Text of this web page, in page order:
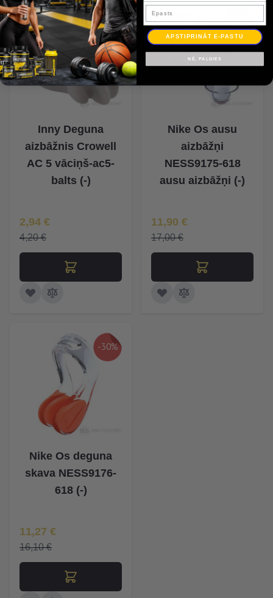
-30%
Inny Deguna
aizbāžnis Crowell
AC 5 vāciņš-ac5-
balts (-)
Īpaša Cena
2,94 €
4,20 €
-30%
Nike Os ausu
aizbāžņi
NESS9175-618
ausu aizbāžņi (-)
Īpaša Cena
11,90 €
17,00 €
-30%
Nike Os deguna
skava NESS9176-
618 (-)
Īpaša Cena
11,27 €
16,10 €
Epasts
APSTIPRINĀT E-PASTU
NĒ, PALDIES